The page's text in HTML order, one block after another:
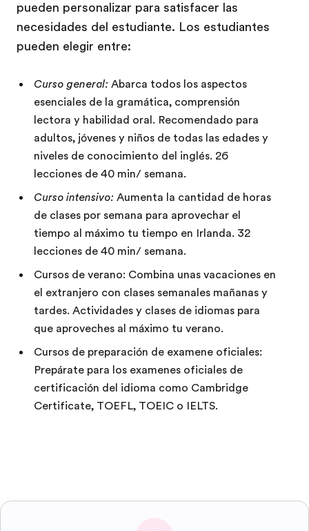
pueden personalizar para satisfacer las
necesidades del estudiante. Los estudiantes
pueden elegir entre:
Curso general: Abarca todos los aspectos
esenciales de la gramática, comprensión
lectora y habilidad oral. Recomendado para
adultos, jóvenes y niños de todas las edades y
niveles de conocimiento del inglés. 26
lecciones de 40 min/ semana.
Curso intensivo: Aumenta la cantidad de horas
de clases por semana para aprovechar el
tiempo al máximo tu tiempo en Irlanda. 32
lecciones de 40 min/ semana.
Cursos de verano: Combina unas vacaciones en
el extranjero con clases semanales mañanas y
tardes. Actividades y clases de idiomas para
que aproveches al máximo tu verano.
Cursos de preparación de examene oficiales:
Prepárate para los examenes oficiales de
certificación del idioma como Cambridge
Certificate, TOEFL, TOEIC o IELTS.